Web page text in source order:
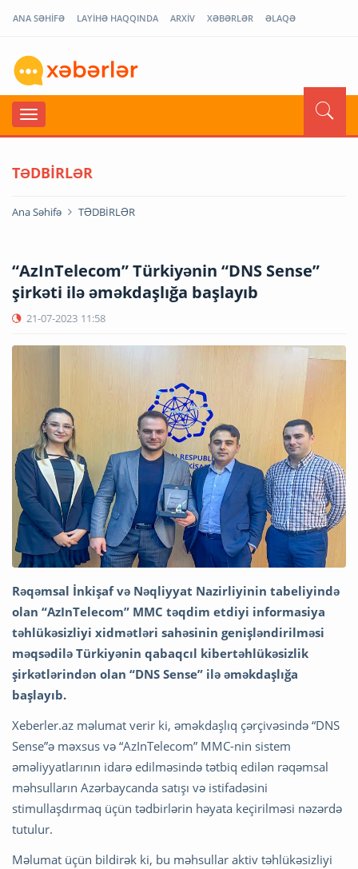
ANA SƏHİFƏ LAYİHƏ HAQQINDA ARXİV XƏBƏRLƏR ƏLAQƏ
TƏDBİRLƏR
Ana Səhifə TƏDBİRLƏR
“AzInTelecom” Türkiyənin “DNS Sense”
şirkəti ilə əməkdaşlığa başlayıb
21-07-2023 11:58
Rəqəmsal İnkişaf və Nəqliyyat Nazirliyinin tabeliyində
olan “AzInTelecom” MMC təqdim etdiyi informasiya
təhlükəsizliyi xidmətləri sahəsinin genişləndirilməsi
məqsədilə Türkiyənin qabaqcıl kibertəhlükəsizlik
şirkətlərindən olan “DNS Sense” ilə əməkdaşlığa
başlayıb.
Xeberler.az məlumat verir ki, əməkdaşlıq çərçivəsində “DNS
Sense”ə məxsus və “AzInTelecom” MMC-nin sistem
əməliyyatlarının idarə edilməsində tətbiq edilən rəqəmsal
məhsulların Azərbaycanda satışı və istifadəsini
stimullaşdırmaq üçün tədbirlərin həyata keçirilməsi nəzərdə
tutulur.
Məlumat üçün bildirək ki, bu məhsullar aktiv təhlükəsizliyi